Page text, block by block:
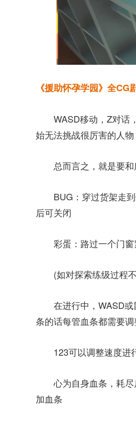
《援助怀孕学园》全CG
WASD移动，Z对话
始无法挑战很厉害的人物
总而言之，就是要
BUG：穿过货架走
后可关闭
彩蛋：路过一个门
(如对探索练级过程
在进行中，WASD
条的话每管血条都需要
123可以调整速度进
心为自身血条，耗
加血条